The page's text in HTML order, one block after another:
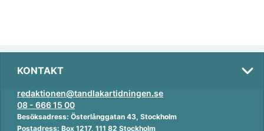
KONTAKT
redaktionen@tandlakartidningen.se
08 - 666 15 00
Besöksadress: Österlånggatan 43, Stockholm
Postadress: Box 1217, 111 82 Stockholm